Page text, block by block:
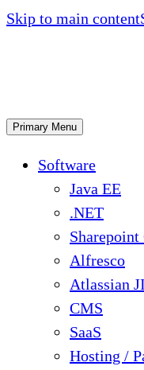
Skip to main content
Primary Menu
Software
Java EE
.NET
Alfresco
Atlassian
CMS
SaaS
Hosting /